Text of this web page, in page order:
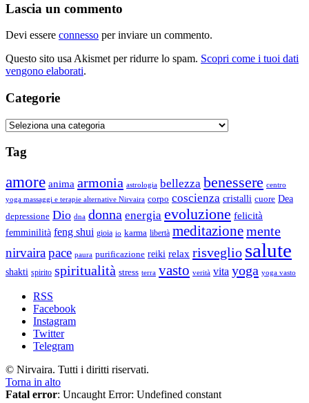
Lascia un commento
Devi essere connesso per inviare un commento.
Questo sito usa Akismet per ridurre lo spam. Scopri come i tuoi dati
vengono elaborati.
Categorie
Categorie
Tag
amore anima armonia astrologia bellezza benessere centro
yoga massaggi e terapie alternative Nirvaira corpo coscienza cristalli cuore Dea
depressione Dio dna donna energia evoluzione felicità
femminilità feng shui gioia io karma libertà meditazionemente
nirvairapace paura purificazione reiki relax risveglio salute
shakti spirito spiritualità stress terra vasto verità vita yoga yoga vasto
RSS
Facebook
Instagram
Twitter
Telegram
© Nirvaira. Tutti i diritti riservati.
Torna in alto
Fatal error: Uncaught Error: Undefined constant